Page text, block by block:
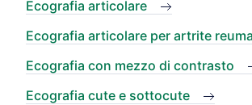
Ecografia articolare
Ecografia articolare per artrite
Ecografia con mezzo di contrasto
Ecografia cute e sottocute